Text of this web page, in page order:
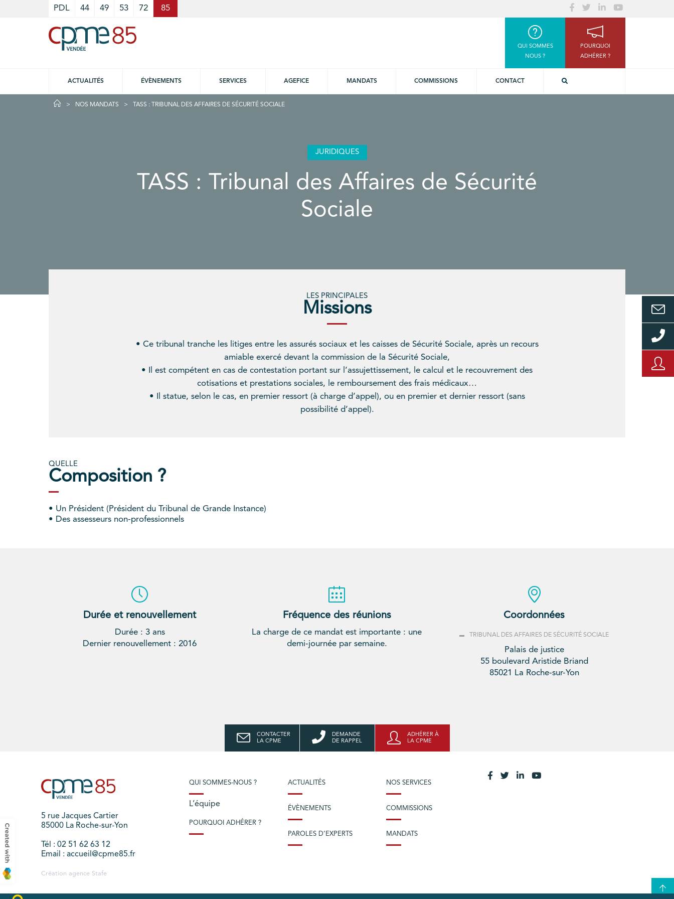
PDL 44 49 53 72 85
QUI SOMMES
NOUS ?
POURQUOI
ADHÉRER ?
ACTUALITÉS ÉVÈNEMENTS SERVICES AGEFICE MANDATS COMMISSIONS CONTACT
NOS MANDATS TASS : TRIBUNAL DES AFFAIRES DE SÉCURITÉ SOCIALE
JURIDIQUES
TASS : Tribunal des Affaires de Sécurité
Sociale
LES PRINCIPALES
Missions
• Ce tribunal tranche les litiges entre les assurés sociaux et les caisses de Sécurité Sociale, après un recours
amiable exercé devant la commission de la Sécurité Sociale,
• Il est compétent en cas de contestation portant sur l’assujettissement, le calcul et le recouvrement des
cotisations et prestations sociales, le remboursement des frais médicaux…
• Il statue, selon le cas, en premier ressort (à charge d’appel), ou en premier et dernier ressort (sans
possibilité d’appel).
QUELLE
Composition ?
• Un Président (Président du Tribunal de Grande Instance)
• Des assesseurs non-professionnels
Durée et renouvellement
Durée : 3 ans
Dernier renouvellement : 2016
Fréquence des réunions
La charge de ce mandat est importante : une
demi-journée par semaine.
Coordonnées
TRIBUNAL DES AFFAIRES DE SÉCURITÉ SOCIALE
Palais de justice
55 boulevard Aristide Briand
85021 La Roche-sur-Yon
CONTACTER
LA CPME
DEMANDE
DE RAPPEL
ADHÉRER À
LA CPME
5 rue Jacques Cartier
85000 La Roche-sur-Yon
Tél : 02 51 62 63 12
Email : accueil@cpme85.fr
Création agence Stafe
QUI SOMMES-NOUS ?
L’équipe
POURQUOI ADHÉRER ?
ACTUALITÉS
ÉVÈNEMENTS
PAROLES D’EXPERTS
NOS SERVICES
COMMISSIONS
MANDATS
Cookies management panel